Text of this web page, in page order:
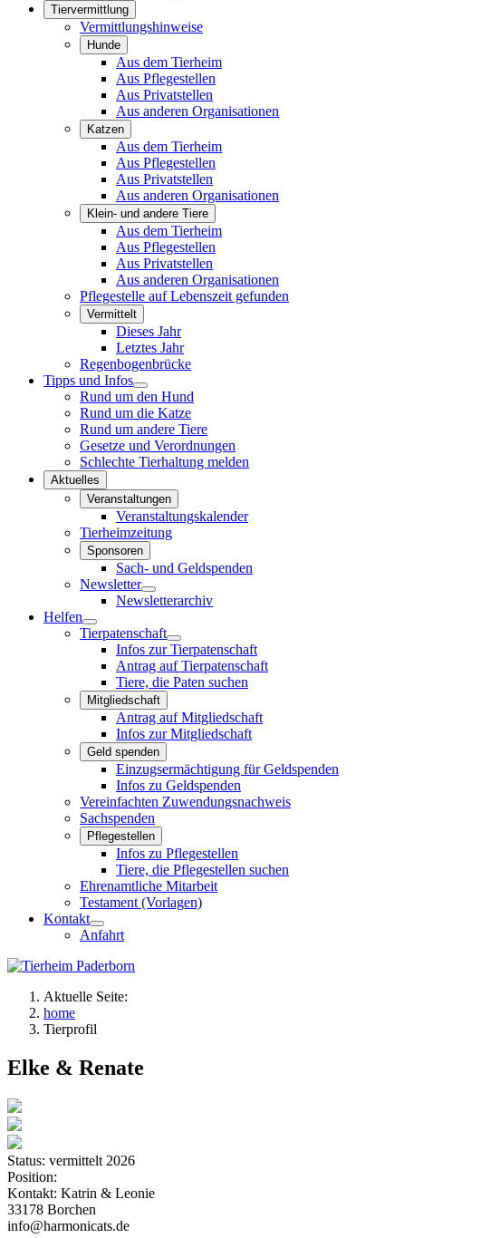
Tiervermittlung
Vermittlungshinweise
Hunde
Aus dem Tierheim
Aus Pflegestellen
Aus Privatstellen
Aus anderen Organisationen
Katzen
Aus dem Tierheim
Aus Pflegestellen
Aus Privatstellen
Aus anderen Organisationen
Klein- und andere Tiere
Aus dem Tierheim
Aus Pflegestellen
Aus Privatstellen
Aus anderen Organisationen
Pflegestelle auf Lebenszeit gefunden
Vermittelt
Dieses Jahr
Letztes Jahr
Regenbogenbrücke
Tipps und Infos
Rund um den Hund
Rund um die Katze
Rund um andere Tiere
Gesetze und Verordnungen
Schlechte Tierhaltung melden
Aktuelles
Veranstaltungen
Veranstaltungskalender
Tierheimzeitung
Sponsoren
Sach- und Geldspenden
Newsletter
Newsletterarchiv
Helfen
Tierpatenschaft
Infos zur Tierpatenschaft
Antrag auf Tierpatenschaft
Tiere, die Paten suchen
Mitgliedschaft
Antrag auf Mitgliedschaft
Infos zur Mitgliedschaft
Geld spenden
Einzugsermächtigung für Geldspenden
Infos zu Geldspenden
Vereinfachten Zuwendungsnachweis
Sachspenden
Pflegestellen
Infos zu Pflegestellen
Tiere, die Pflegestellen suchen
Ehrenamtliche Mitarbeit
Testament (Vorlagen)
Kontakt
Anfahrt
Aktuelle Seite:
home
Tierprofil
Elke & Renate
Status: vermittelt 2026
Position:
Kontakt: Katrin & Leonie
33178 Borchen
info@harmonicats.de